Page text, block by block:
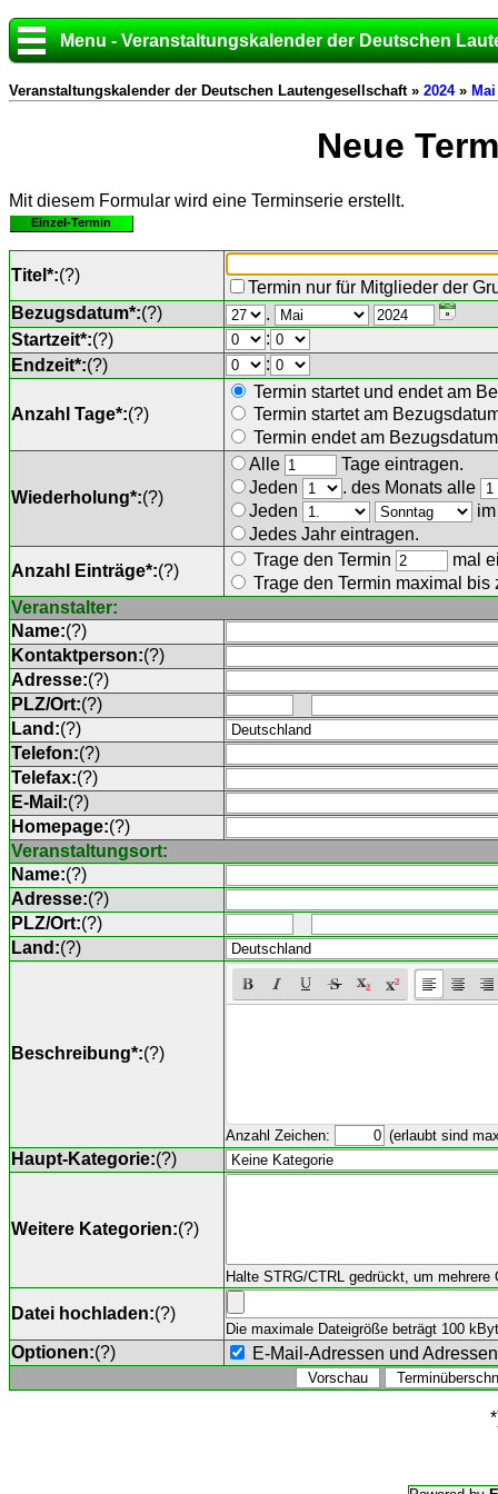
Menu - Veranstaltungskalender der Deutschen
Veranstaltungskalender der Deutschen Lautengesellschaft » 2024» Mai
Neue
Mit diesem Formular wird eine Terminserie erstellt.
Einzel-Termin
Titel*:(?)
Termin nur für Mitglieder der
Bezugsdatum*:(?)
.
Startzeit*:(?)
:
Endzeit*:(?) :
Anzahl Tage*:(?)
Termin startet und endet am
Termin startet am
Termin endet am
Wiederholung*:(?)
Alle
Tage eintragen.
Jeden
. des Monats alle
Jeden
Jedes Jahr eintragen.
Anzahl Einträge*:(?)
Trage den Termin
mal
Trage den Termin maximal bis
Veranstalter:
Name:(?)
Kontaktperson:(?)
Adresse:(?)
PLZ/Ort:(?)
Land:(?)
Telefon:(?)
Telefax:(?)
E-Mail:(?)
Homepage:(?)
Veranstaltungsort:
Name:(?)
Adresse:(?)
PLZ/Ort:(?)
Land:(?)
Beschreibung*:(?)
Anzahl Zeichen: (erlaubt sind
Haupt-Kategorie:(?)
Weitere Kategorien:(?)
Halte STRG/CTRL gedrückt, um mehrere
Datei hochladen:(?)
Die maximale Dateigröße beträgt 100
Optionen:(?) E-Mail-Adressen und